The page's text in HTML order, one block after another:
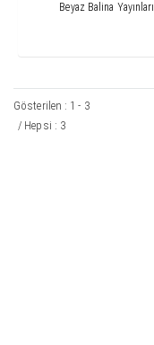
Beyaz Balina Yayınları
Gösterilen : 1 - 3
/ Hepsi : 3